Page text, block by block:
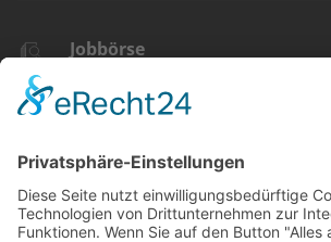
Jobbörse
DU FINDEST
UNS HIER: